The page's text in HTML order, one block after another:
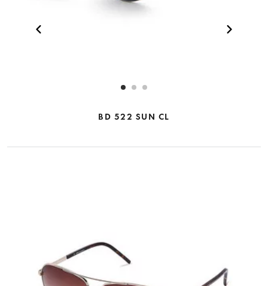
BD 522 SUN CL